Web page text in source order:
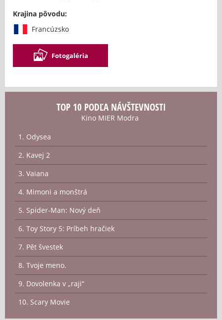
Krajina pôvodu:
Francúzsko
Fotogaléria
TOP 10 PODĽA NÁVŠTEVNOSTI
Kino MIER Modra
1. Odysea
2. Kavej 2
3. Vaiana
4. Mimoni a monštrá
5. Spider-Man: Nový deň
6. Toy Story 5: Príbeh hračiek
7. Pět švestek
8. Tvoje meno.
9. Dovolenka v „raji“
10. Scary Movie